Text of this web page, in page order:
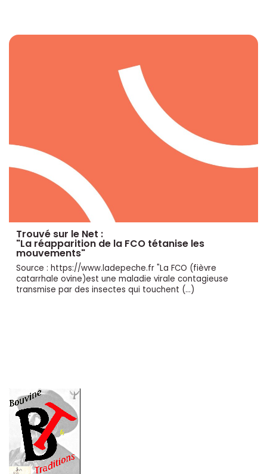
Trouvé sur le Net :
"La réapparition de la FCO tétanise les
mouvements"
Source : https://www.ladepeche.fr "La FCO (fièvre
catarrhale ovine)est une maladie virale contagieuse
transmise par des insectes qui touchent (…)